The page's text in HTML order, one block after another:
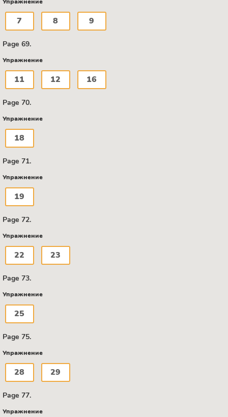
Упражнение
7 8 9
Page 69.
Упражнение
11 12 16
Page 70.
Упражнение
18
Page 71.
Упражнение
19
Page 72.
Упражнение
22 23
Page 73.
Упражнение
25
Page 75.
Упражнение
28 29
Page 77.
Упражнение